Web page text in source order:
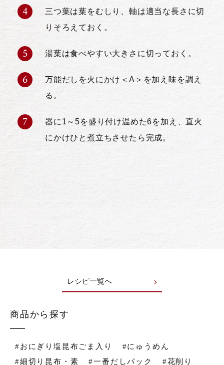
三つ葉は葉をむしり、軸は適当な長さに切
りそろえておく。
湯葉は食べやすい大きさに切っておく。
万能だしを火にかけ＜A＞を加え味を調え
る。
器に1～5を盛り付け温めた6を加え、直火
にかけひと煮立ちさせたら完成。
レシピ一覧へ
商品から探す
#おにぎり塩昆布ごま入り
#にゅうめん
#細切り昆布・素
#一番だしパック
#花削り